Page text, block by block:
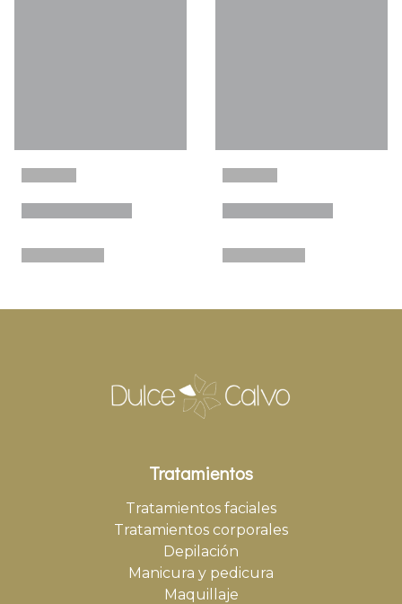
Tratamientos
Tratamientos faciales
Tratamientos corporales
Depilación
Manicura y pedicura
Maquillaje